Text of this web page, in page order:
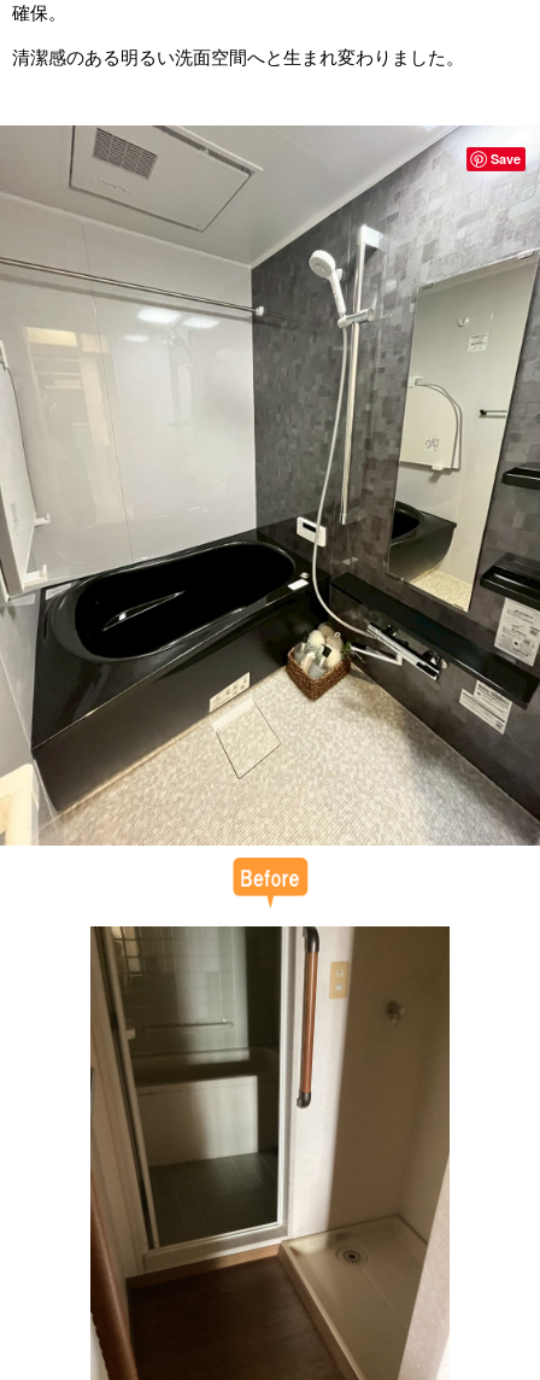
確保。
清潔感のある明るい洗面空間へと生まれ変わりました。
Save